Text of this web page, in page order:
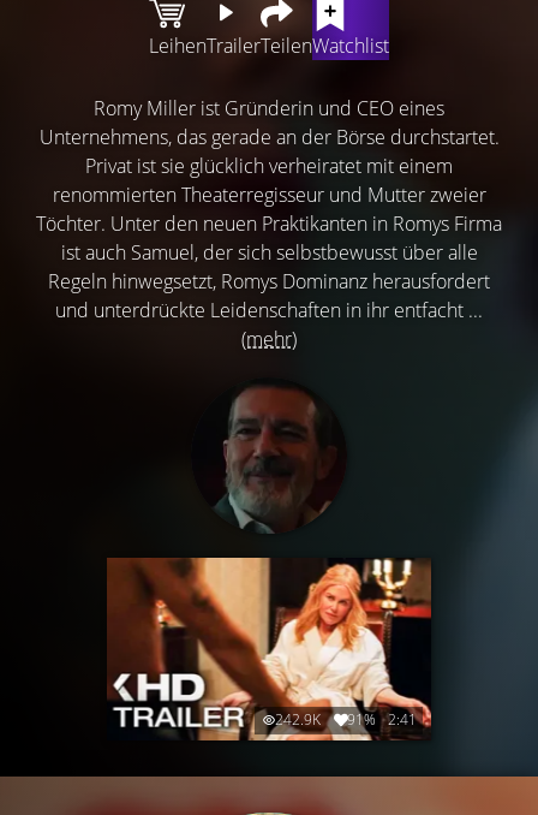
LeihenTrailerTeilenWatchlist
Romy Miller ist Gründerin und CEO eines
Unternehmens, das gerade an der Börse durchstartet.
Privat ist sie glücklich verheiratet mit einem
renommierten Theaterregisseur und Mutter zweier
Töchter. Unter den neuen Praktikanten in Romys Firma
ist auch Samuel, der sich selbstbewusst über alle
Regeln hinwegsetzt, Romys Dominanz herausfordert
und unterdrückte Leidenschaften in ihr entfacht ...
(mehr)
242.9K 91% 2:41